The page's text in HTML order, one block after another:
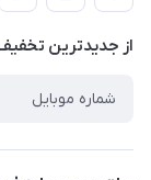
درباره ما
حریم خصوصی
راهنما
از جدید‌ترین